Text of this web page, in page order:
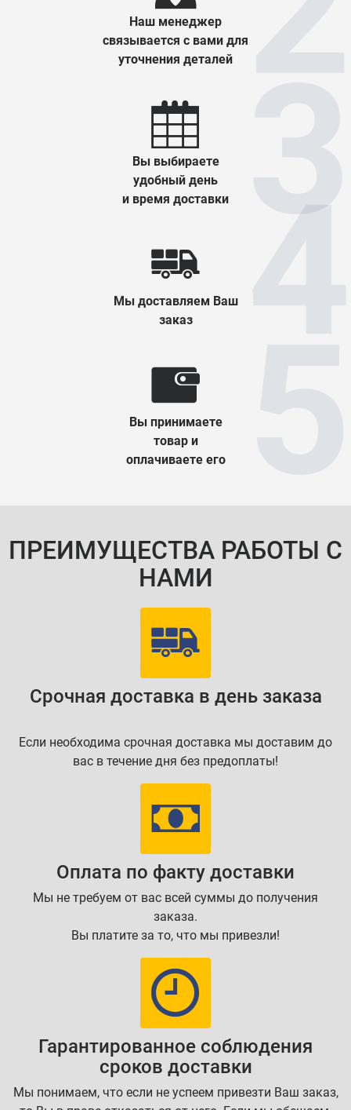
Наш менеджер
связывается с вами для
уточнения деталей
Вы выбираете
удобный день
и время доставки
Мы доставляем Ваш
заказ
Вы принимаете
товар и
оплачиваете его
ПРЕИМУЩЕСТВА РАБОТЫ С
НАМИ
Срочная доставка в день заказа
Если необходима срочная доставка мы доставим до
вас в течение дня без предоплаты!
Оплата по факту доставки
Мы не требуем от вас всей суммы до получения
заказа.
Вы платите за то, что мы привезли!
Гарантированное соблюдения
сроков доставки
Мы понимаем, что если не успеем привезти Ваш заказ,